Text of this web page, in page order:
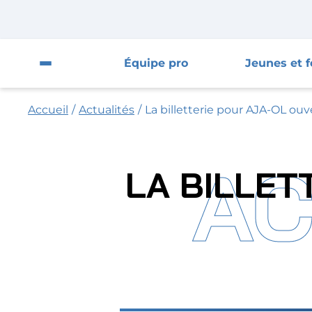
Ouvrir le menu du site
Équipe pro Jeunes et
Supporters
Accueil / Actualités / La billetterie pour AJA-OL
LA